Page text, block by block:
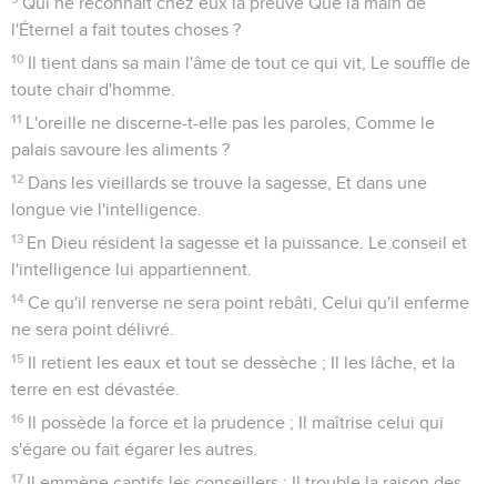
l'Éternel a fait toutes choses ?
10 Il tient dans sa main l'âme de tout ce qui vit, Le souffle de
toute chair d'homme.
11 L'oreille ne discerne-t-elle pas les paroles, Comme le
palais savoure les aliments ?
12 Dans les vieillards se trouve la sagesse, Et dans une
longue vie l'intelligence.
13 En Dieu résident la sagesse et la puissance. Le conseil et
l'intelligence lui appartiennent.
14 Ce qu'il renverse ne sera point rebâti, Celui qu'il enferme
ne sera point délivré.
15 Il retient les eaux et tout se dessèche ; Il les lâche, et la
terre en est dévastée.
16 Il possède la force et la prudence ; Il maîtrise celui qui
s'égare ou fait égarer les autres.
17